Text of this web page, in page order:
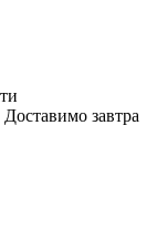
Доставимо завтра